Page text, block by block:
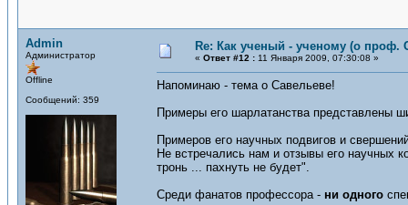
Admin
Администратор
Offline
Сообщений: 359
Re: Как ученый - ученому (о проф.
« Ответ #12 : 11 Января 2009, 07:30:08 »
Напоминаю - тема о Савельеве!
Примеры его шарлатанства представлены
Примеров его научных подвигов и
Не встречались нам и отзывы его научных
тронь ... пахнуть не будет".
Среди фанатов профессора - ни одного